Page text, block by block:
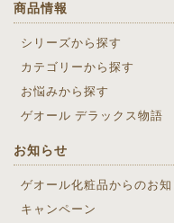
商品情報
シリーズから探す
カテゴリーから探す
お悩みから探す
ゲオール デラックス物語
お知らせ
ゲオール化粧品からのお知
キャンペーン